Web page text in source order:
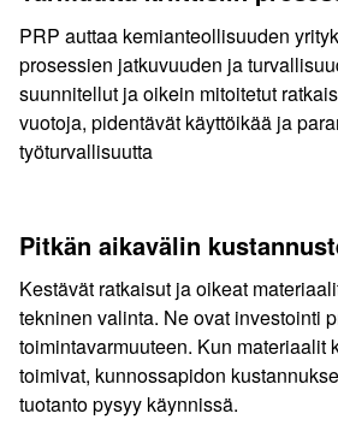
PRP auttaa kemianteollisuuden
prosessien jatkuvuuden ja
suunnitellut ja oikein mitoitetut
vuotoja, pidentävät käyttöikää ja
työturvallisuutta
Pitkän aikavälin
Kestävät ratkaisut ja oikeat
tekninen valinta. Ne ovat investointi
toimintavarmuuteen. Kun materiaalit
toimivat, kunnossapidon
tuotanto pysyy käynnissä.